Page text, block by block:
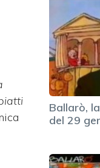
Ballarò,
del 29